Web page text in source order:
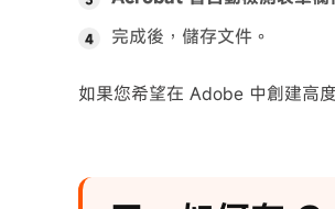
完成後，儲存文件。
如果您希望在 Adobe 中創建高